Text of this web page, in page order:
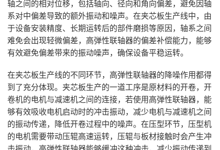
轴之间的相对位移，包括轴向、径向和角向偏差，避免因轴
系对中偏差导致的额外振动和噪声。在夹芯板生产线中，由
于设备安装精度、长期运转后的部件磨损等原因，轴系之间
难免会出现轻微偏差，高弹性联轴器的偏差补偿能力，能够
有效避免偏差带来的振动噪声，确保设备平稳运转。
在夹芯板生产线的不同环节，高弹性联轴器的降噪作用都得
到了充分体现。夹芯板生产的一道工序是原材料的开卷，开
卷机的电机与减速机之间的连接，若使用高弹性联轴器，能
够有效吸收电机启动时的冲击振动，减少电机与减速机之间
的振动传递，降低开卷过程中的噪声。在压型环节，压型机
的电机需要带动压辊高速运转，压辊与板材接触时会产生冲